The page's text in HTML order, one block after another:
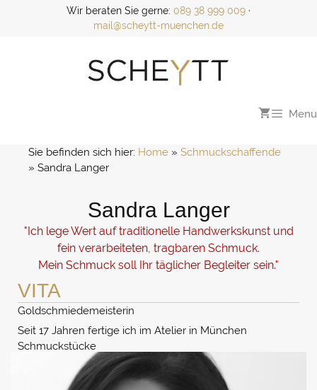
Wir beraten Sie gerne: 089 38 999 009 ·
mail@scheytt-muenchen.de
Menu
Sie befinden sich hier: Home » Schmuckschaffende
» Sandra Langer
Sandra Langer
"Ich lege Wert auf traditionelle Handwerkskunst und
fein verarbeiteten, tragbaren Schmuck.
Mein Schmuck soll Ihr täglicher Begleiter sein."
VITA
Goldschmiedemeisterin
Seit 17 Jahren fertige ich im Atelier in München
Schmuckstücke